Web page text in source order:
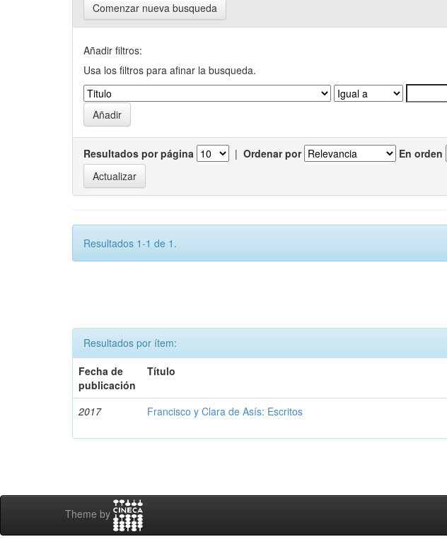
Comenzar nueva busqueda
Añadir filtros:
Usa los filtros para afinar la busqueda.
Resultados por página | Ordenar por En orden
Resultados 1-1 de 1.
Resultados por ítem:
Fecha de
publicación
Título
2017 Francisco y Clara de Asís: Escritos
Theme by